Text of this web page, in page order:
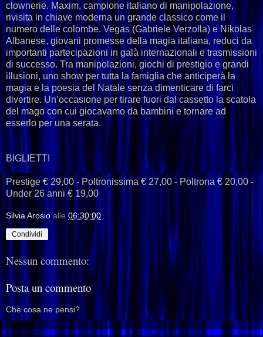
clownerie. Maxim, campione italiano di manipolazione,
rivisita in chiave moderna un grande classico come il
numero delle colombe. Vegas (Gabriele Verzolla) e Nikolas
Albanese, giovani promesse della magia italiana, reduci da
importanti partecipazioni in galà internazionali e trasmissioni
di successo. Tra manipolazioni, giochi di prestigio e grandi
illusioni, uno show per tutta la famiglia che anticiperà la
magia e la poesia del Natale senza dimenticare di farci
divertire. Un’occasione per tirare fuori dal cassetto la scatola
del mago con cui giocavamo da bambini e tornare ad
esserlo per una serata.
BIGLIETTI
Prestige € 29,00 - Poltronissima € 27,00 - Poltrona € 20,00 -
Under 26 anni € 19,00
Silvia Arosio alle 06:30:00
Condividi
Nessun commento:
Posta un commento
Che cosa ne pensi?